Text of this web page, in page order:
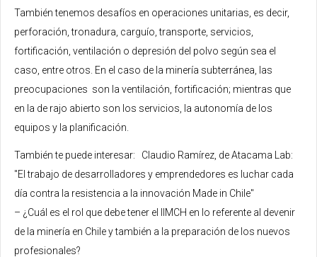
También tenemos desafíos en operaciones unitarias, es decir,
perforación, tronadura, carguío, transporte, servicios,
fortificación, ventilación o depresión del polvo según sea el
caso, entre otros. En el caso de la minería subterránea, las
preocupaciones son la ventilación, fortificación; mientras que
en la de rajo abierto son los servicios, la autonomía de los
equipos y la planificación.
También te puede interesar: Claudio Ramírez, de Atacama Lab:
"El trabajo de desarrolladores y emprendedores es luchar cada
día contra la resistencia a la innovación Made in Chile"
– ¿Cuál es el rol que debe tener el IIMCH en lo referente al devenir
de la minería en Chile y también a la preparación de los nuevos
profesionales?